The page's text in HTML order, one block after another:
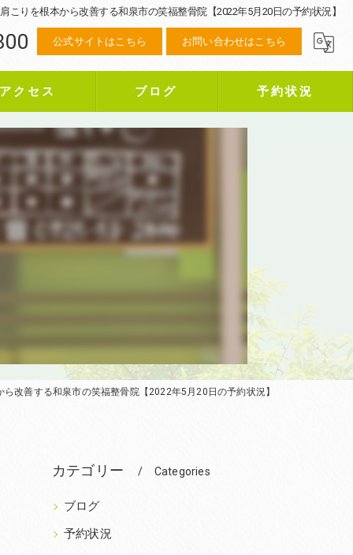
こりを根本から改善する和泉市の笑福整骨院【2022年5月20日の予約状況】
公式サイトはこちら お問い合わせはこちら
クセス ブログ 予約状況
ら改善する和泉市の笑福整骨院【2022年5月20日の予約状況】
カテゴリー Categories
ブログ
予約状況